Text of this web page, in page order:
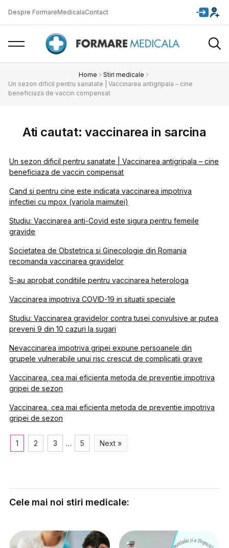
Despre FormareMedicalaContact
Home
Stiri medicale
Un sezon dificil pentru sanatate | Vaccinarea antigripala – cine
beneficiaza de vaccin compensat
Ati cautat: vaccinarea in sarcina
Un sezon dificil pentru sanatate | Vaccinarea antigripala – cine
beneficiaza de vaccin compensat
Cand si pentru cine este indicata vaccinarea impotriva
infectiei cu mpox (variola maimutei)
Studiu: Vaccinarea anti-Covid este sigura pentru femeile
gravide
Societatea de Obstetrica si Ginecologie din Romania
recomanda vaccinarea gravidelor
S-au aprobat conditiile pentru vaccinarea heterologa
Vaccinarea impotriva COVID-19 in situatii speciale
Studiu: Vaccinarea gravidelor contra tusei convulsive ar putea
preveni 9 din 10 cazuri la sugari
Nevaccinarea impotriva gripei expune persoanele din
grupele vulnerabile unui risc crescut de complicatii grave
Vaccinarea, cea mai eficienta metoda de preventie impotriva
gripei de sezon
Vaccinarea, cea mai eficienta metoda de preventie impotriva
gripei de sezon
1 2 3 … 5 Next »
Cele mai noi stiri medicale: